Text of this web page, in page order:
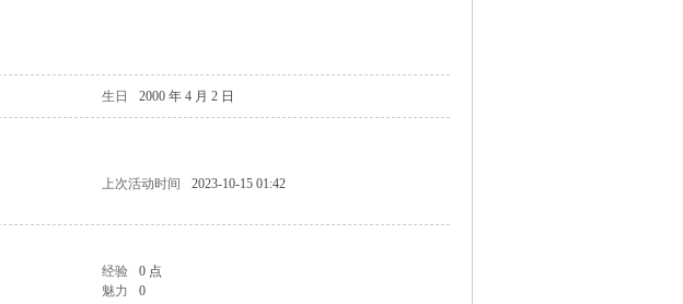
生日 2000 年 4 月 2 日
上次活动时间
2023-10-15 01:42
经验
0 点
魅力
0